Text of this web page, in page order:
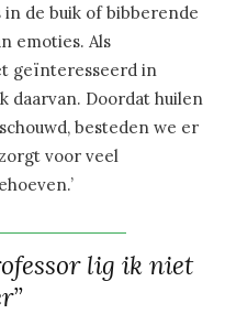
de buik of bibberende
emoties. Als
geïnteresseerd in
daarvan. Doordat huilen
besteden we er
voor veel
lig ik niet